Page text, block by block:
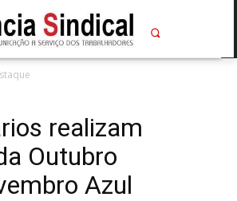
realizam
Outubro
Azul